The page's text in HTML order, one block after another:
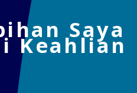
Saya
Keahlian